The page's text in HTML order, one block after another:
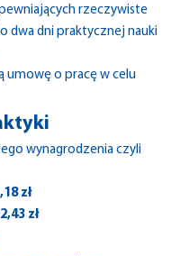
rzeczywiste
dwa dni praktycznej nauki
umowę o pracę w celu
wynagrodzenia czyli
zł
zł